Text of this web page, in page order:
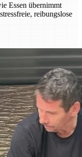
Essen übernimmt
reibungslose